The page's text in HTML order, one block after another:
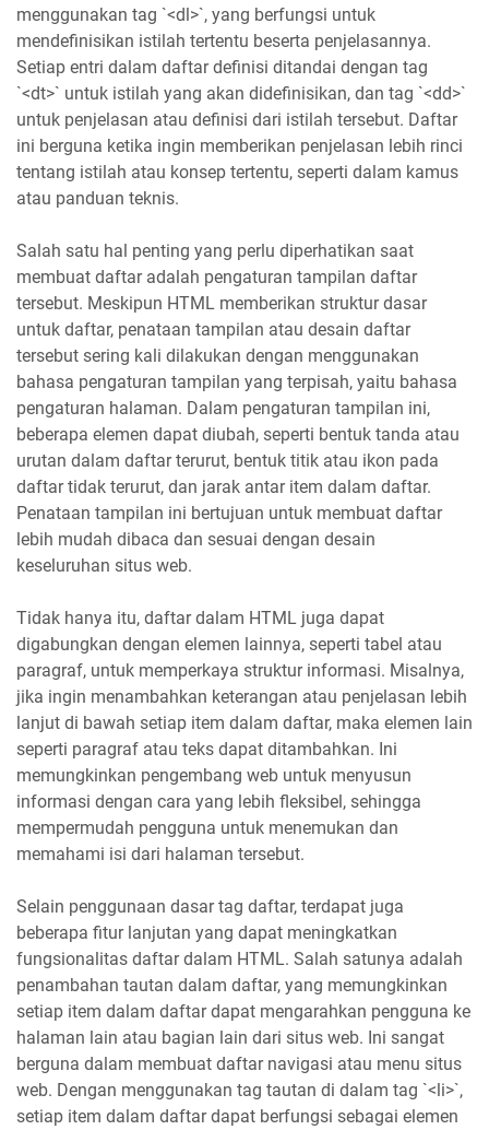
menggunakan tag `<dl>`, yang berfungsi untuk
mendefinisikan istilah tertentu beserta penjelasannya.
Setiap entri dalam daftar definisi ditandai dengan tag
`<dt>` untuk istilah yang akan didefinisikan, dan tag `<dd>`
untuk penjelasan atau definisi dari istilah tersebut. Daftar
ini berguna ketika ingin memberikan penjelasan lebih rinci
tentang istilah atau konsep tertentu, seperti dalam kamus
atau panduan teknis.
Salah satu hal penting yang perlu diperhatikan saat
membuat daftar adalah pengaturan tampilan daftar
tersebut. Meskipun HTML memberikan struktur dasar
untuk daftar, penataan tampilan atau desain daftar
tersebut sering kali dilakukan dengan menggunakan
bahasa pengaturan tampilan yang terpisah, yaitu bahasa
pengaturan halaman. Dalam pengaturan tampilan ini,
beberapa elemen dapat diubah, seperti bentuk tanda atau
urutan dalam daftar terurut, bentuk titik atau ikon pada
daftar tidak terurut, dan jarak antar item dalam daftar.
Penataan tampilan ini bertujuan untuk membuat daftar
lebih mudah dibaca dan sesuai dengan desain
keseluruhan situs web.
Tidak hanya itu, daftar dalam HTML juga dapat
digabungkan dengan elemen lainnya, seperti tabel atau
paragraf, untuk memperkaya struktur informasi. Misalnya,
jika ingin menambahkan keterangan atau penjelasan lebih
lanjut di bawah setiap item dalam daftar, maka elemen lain
seperti paragraf atau teks dapat ditambahkan. Ini
memungkinkan pengembang web untuk menyusun
informasi dengan cara yang lebih fleksibel, sehingga
mempermudah pengguna untuk menemukan dan
memahami isi dari halaman tersebut.
Selain penggunaan dasar tag daftar, terdapat juga
beberapa fitur lanjutan yang dapat meningkatkan
fungsionalitas daftar dalam HTML. Salah satunya adalah
penambahan tautan dalam daftar, yang memungkinkan
setiap item dalam daftar dapat mengarahkan pengguna ke
halaman lain atau bagian lain dari situs web. Ini sangat
berguna dalam membuat daftar navigasi atau menu situs
web. Dengan menggunakan tag tautan di dalam tag `<li>`,
setiap item dalam daftar dapat berfungsi sebagai elemen